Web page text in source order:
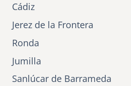
Cádiz
Jerez de la Frontera
Ronda
Jumilla
Sanlúcar de Barrameda